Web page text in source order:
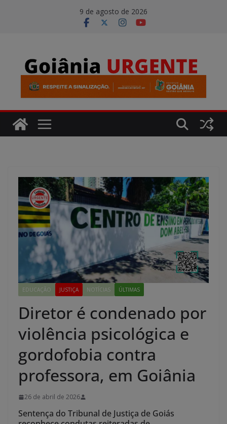
9 de agosto de 2026
EDUCAÇÃO JUSTIÇA NOTÍCIAS ÚLTIMAS
Diretor é condenado por
violência psicológica e
gordofobia contra
professora, em Goiânia
26 de abril de 2026
Sentença do Tribunal de Justiça de Goiás
modal-check